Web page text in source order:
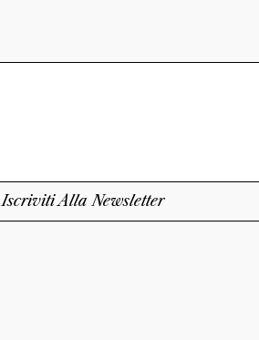
Iscriviti Alla Newsletter